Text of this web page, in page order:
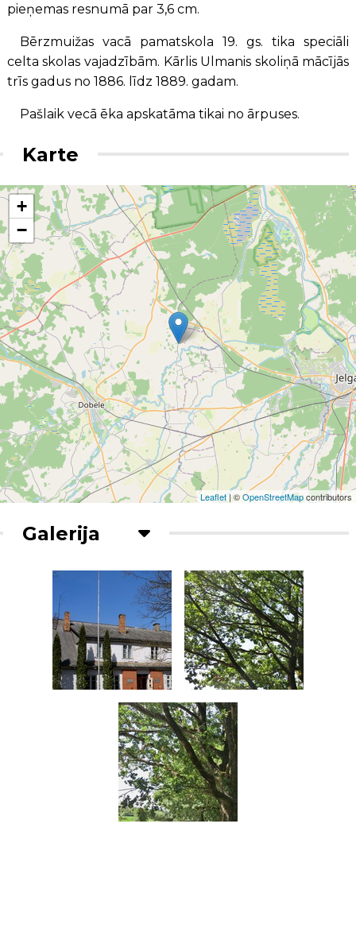
pieņemas resnumā par 3,6 cm.
Bērzmuižas vacā pamatskola 19. gs. tika speciāli
celta skolas vajadzībām. Kārlis Ulmanis skoliņā mācījās
trīs gadus no 1886. līdz 1889. gadam.
Pašlaik vecā ēka apskatāma tikai no ārpuses.
Karte
+
−
Leaflet | ©OpenStreetMapcontributors
Galerija